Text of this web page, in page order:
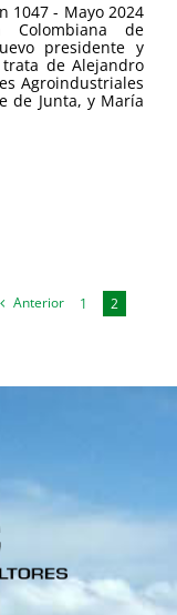
1047 - Mayo 2024
de
presidente y
de Alejandro
Agroindustriales
de Junta, y María
Anterior 1 2